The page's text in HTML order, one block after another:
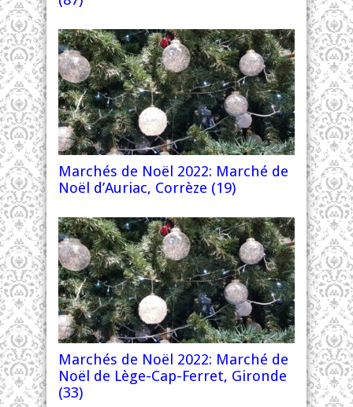
Marchés de Noël 2022: Marché de
Noël d’Auriac, Corrèze (19)
Marchés de Noël 2022: Marché de
Noël de Lège-Cap-Ferret, Gironde
(33)